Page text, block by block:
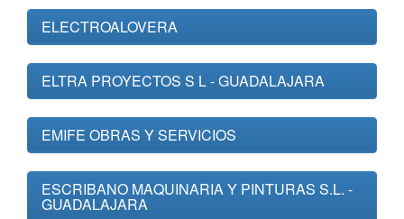
ELECTROALOVERA
ELTRA PROYECTOS S L - GUADALAJARA
EMIFE OBRAS Y SERVICIOS
ESCRIBANO MAQUINARIA Y PINTURAS S.L. -
GUADALAJARA